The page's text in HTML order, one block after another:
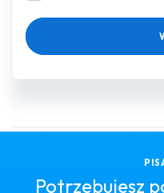
Potrzebujesz